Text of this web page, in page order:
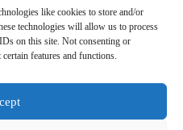
like cookies to store and/or
technologies will allow us to process
on this site. Not consenting or
features and functions.
e desejos pode levar a uma série
a saúde mental, os
No entanto, com o tratamento
de forma saudável com as
caso você ou alguém que você
relacionadas à neurose de